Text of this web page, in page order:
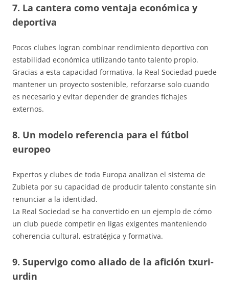
7. La cantera como ventaja económica y
deportiva
Pocos clubes logran combinar rendimiento deportivo con
estabilidad económica utilizando tanto talento propio.
Gracias a esta capacidad formativa, la Real Sociedad puede
mantener un proyecto sostenible, reforzarse solo cuando
es necesario y evitar depender de grandes fichajes
externos.
8. Un modelo referencia para el fútbol
europeo
Expertos y clubes de toda Europa analizan el sistema de
Zubieta por su capacidad de producir talento constante sin
renunciar a la identidad.
La Real Sociedad se ha convertido en un ejemplo de cómo
un club puede competir en ligas exigentes manteniendo
coherencia cultural, estratégica y formativa.
9. Supervigo como aliado de la afición txuri-
urdin